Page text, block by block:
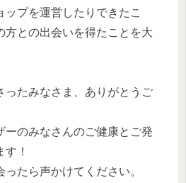
ップを運営したりできたこ
方との出会いを得たことを大
ったみなさま、ありがとうご
ーのみなさんのご健康とご発
！
たら声かけてください。